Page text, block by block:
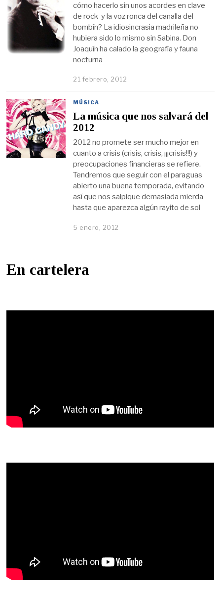
cómo hacerlo sin unos acordes en clave
de rock y la voz ronca del canalla del
bombín? La idiosincrasia madrileña no
hubiera sido lo mismo sin Sabina. Don
Joaquín ha calado la geografía y fauna
nocturna
21 febrero, 2012
MÚSICA
La música que nos salvará del
2012
2012 no promete ser mucho mejor en
cuanto a crisis (crisis, crisis, ¡¡¡crisis!!!) y
preocupaciones financieras se refiere.
Tendremos que seguir con el paraguas
abierto una buena temporada, evitando
así que nos salpique demasiada mierda
hasta que aparezca algún rayito de sol
5 enero, 2012
En cartelera